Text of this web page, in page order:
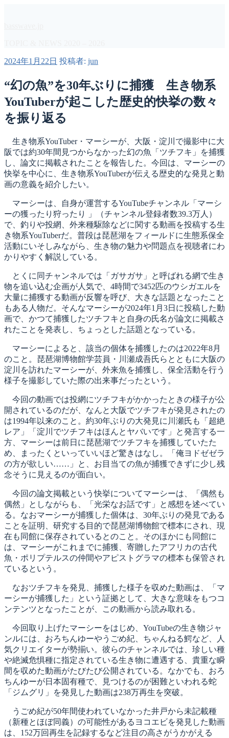
へ
キ
プ
投
日:
2024年1月22日 投稿者: jun
“幻の魚”を30年ぶりに捕獲 生き物系
YouTuberが起こした歴史的快挙の数々
を振り返る
生き物系YouTuber・マーシーが、大阪・淀川で撮影中に大
阪では約30年間見つからなかった幻の魚「ツチフキ」を捕獲
し、論文に掲載されたことを報告した。今回は、マーシーの
快挙を中心に、生き物系YouTuberが伝える歴史的な発見と動
画の意義を紹介したい。
マーシーは、自身が運営するYouTubeチャンネル「マーシ
ーの獲ったり狩ったり 」（チャンネル登録者数39.3万人）
で、釣りや投網、外来種駆除などに関する動画を投稿する生
き物系YouTuberだ。普段は琵琶湖をフィールドに生態系保全
活動にいそしみながら、生き物の魅力や問題点を視聴者にわ
かりやすく解説している。
とくに同チャンネルでは「ガサガサ」と呼ばれる網で生き
物を追い込む企画が人気で、4時間で3452匹のウシガエルを
大量に捕獲する動画が反響を呼び、大きな話題となったこと
もある人物だ。そんなマーシーが2024年1月3日に投稿した動
画で、かつて捕獲したツチフキと自身の氏名が論文に掲載さ
れたことを発表し、ちょっとした話題となっている。
マーシーによると、該当の個体を捕獲したのは2022年8月
のこと。琵琶湖博物館学芸員・川瀬成吾氏らとともに大阪の
淀川を訪れたマーシーが、外来魚を捕獲し、保全活動を行う
様子を撮影していた際の出来事だったという。
今回の動画では投網にツチフキがかかったときの様子が公
開されているのだが、なんと大阪でツチフキが発見されたの
は1994年以来のこと。約30年ぶりの大発見に川瀬氏も「超絶
レア」「淀川でツチフキはほんとヤバいです」と発言する一
方、マーシーは前日に琵琶湖でツチフキを捕獲していたた
め、まったくといっていいほど驚きはなし。「俺ヨドゼゼラ
の方が欲しい……」と、お目当ての魚が捕獲できずに少し残
念そうに見えるのが面白い。
今回の論文掲載という快挙についてマーシーは、「偶然も
偶然」としながらも、「光栄なお話です」と感想を述べてい
る。なおマーシーが捕獲した個体は、30年ぶりの発見である
ことを証明、研究する目的で琵琶湖博物館で標本にされ、現
在も同館に保存されているとのこと。そのほかにも同館に
は、マーシーがこれまでに捕獲、寄贈したアフリカの古代
魚・ポリプテルスの仲間やアピストグラマの標本も保管され
ているという。
なおツチフキを発見、捕獲した様子を収めた動画は、「マ
ーシーが捕獲した」という証拠として、大きな意味をもつコ
ンテンツとなったことが、この動画から読み取れる。
今回取り上げたマーシーをはじめ、YouTubeの生き物ジャ
ンルには、おろちんゆーやうごめ紀、ちゃんねる鰐など、人
気クリエイターが勢揃い。彼らのチャンネルでは、珍しい種
や絶滅危惧種に指定されている生き物に遭遇する、貴重な瞬
間を収めた動画がたびたび公開されている。なかでも、おろ
ちんゆーが日本固有種で、見つけるのが困難といわれる蛇
「ジムグリ」を発見した動画は238万再生を突破。
うごめ紀が50年間使われていなかった井戸から未記載種
（新種とほぼ同義）の可能性があるヨコエビを発見した動画
は、152万回再生を記録するなど注目の高さがうかがえる